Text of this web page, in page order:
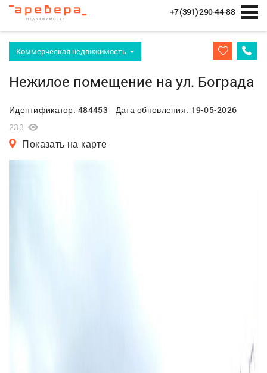
+7 (391) 290-44-88
Коммерческая недвижимость
Нежилое помещение на ул. Бограда
Идентификатор:484453 Дата обновления: 19-05-2026
233
Показать на карте